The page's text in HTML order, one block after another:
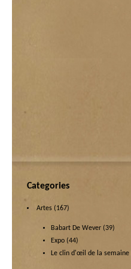
Categories
Artes (167)
Babart De Wever (39)
Expo (44)
Le clin d'œil de la semaine